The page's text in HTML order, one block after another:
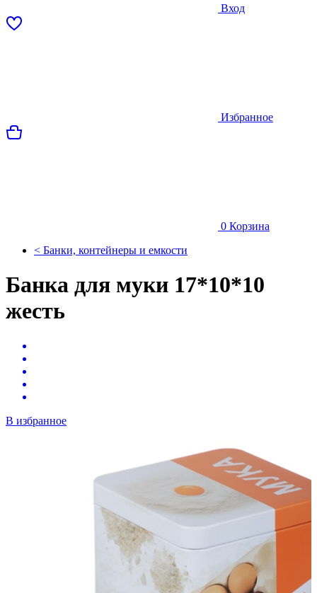
Вход
Избранное
0 Корзина
< Банки, контейнеры и емкости
Банка для муки 17*10*10
жесть
В избранное